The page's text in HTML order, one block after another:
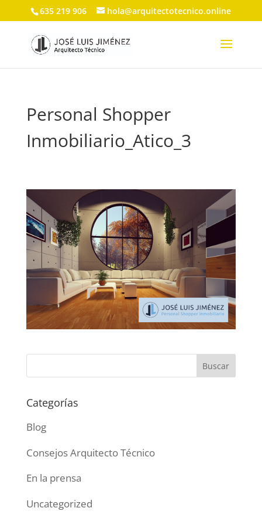
635 219 906 hola@arquitectotecnico.online
Personal Shopper
Inmobiliario_Atico_3
Categorías
Blog
Consejos Arquitecto Técnico
En la prensa
Uncategorized